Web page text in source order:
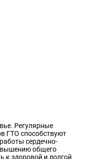
Регулярные
ГТО способствуют
сердечно-
общего
к здоровой и долгой